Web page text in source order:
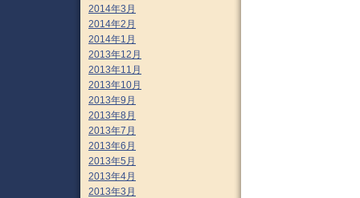
2014年3月
2014年2月
2014年1月
2013年12月
2013年11月
2013年10月
2013年9月
2013年8月
2013年7月
2013年6月
2013年5月
2013年4月
2013年3月